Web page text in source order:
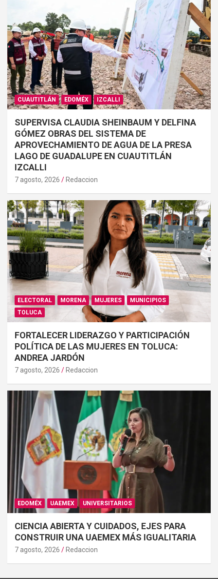
CUAUTITLÁN EDOMÉX IZCALLI
SUPERVISA CLAUDIA SHEINBAUM Y DELFINA
GÓMEZ OBRAS DEL SISTEMA DE
APROVECHAMIENTO DE AGUA DE LA PRESA
LAGO DE GUADALUPE EN CUAUTITLÁN
IZCALLI
7 agosto, 2026 Redaccion
ELECTORAL MORENA MUJERES
MUNICIPIOS
TOLUCA
FORTALECER LIDERAZGO Y PARTICIPACIÓN
POLÍTICA DE LAS MUJERES EN TOLUCA:
ANDREA JARDÓN
7 agosto, 2026 Redaccion
EDOMÉX UAEMEX UNIVERSITARIOS
CIENCIA ABIERTA Y CUIDADOS, EJES PARA
CONSTRUIR UNA UAEMEX MÁS IGUALITARIA
7 agosto, 2026 Redaccion